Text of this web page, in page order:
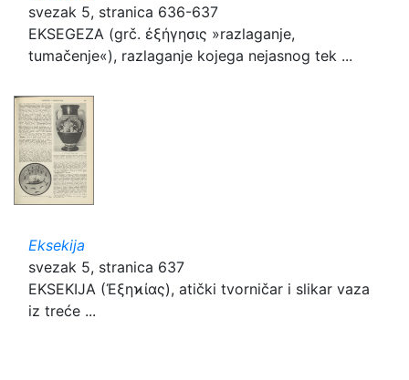
svezak 5, stranica 636-637
EKSEGEZA (grč. ἐξήγησις »razlaganje,
tumačenje«), razlaganje kojega nejasnog tek ...
Eksekija
svezak 5, stranica 637
EKSEKIJA (Ἐξηϰίας), atički tvorničar i slikar vaza
iz treće ...